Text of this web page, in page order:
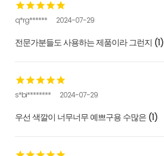
q*rg****** 2024-07-29
전문가분들도 사용하는 제품이라 그런지 (1)
s*bi******** 2024-07-29
우선 색깔이 너무너무 예쁘구용 수많은 (1)